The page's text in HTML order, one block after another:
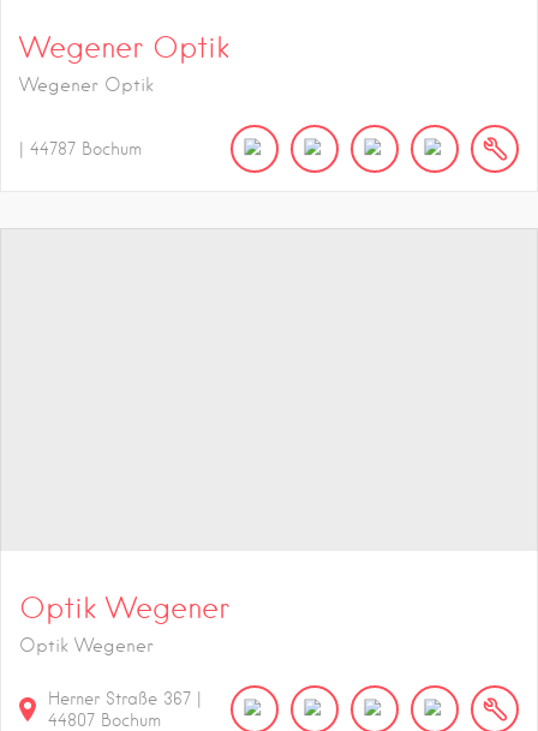
Wegener Optik
Wegener Optik
44787 Bochum
Optik Wegener
Optik Wegener
Herner Straße 367
44807 Bochum